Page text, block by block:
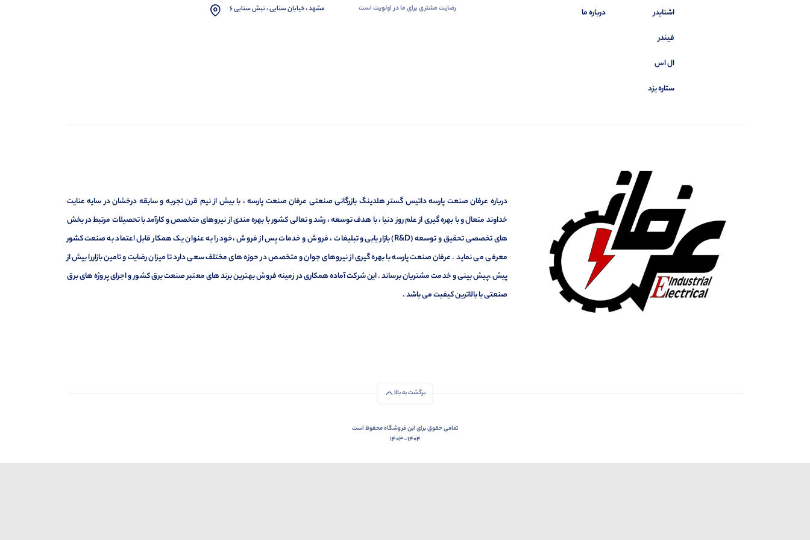
اشنایدر
فیندر
ال اس
ستاره یزد
درباره ما
رضایت مشتری برای ما در اولویت است
مشهد ، خیابان سنایی ، نبش سنایی 6
درباره عرفان صنعت پارسه داتیس گستر هلدینگ بازرگانی صنعتی عرفان صنعت پارسه ، با بیش از نیم قرن تجربه و سابقه درخشان در سایه عنایت
خداوند متعال و با بهره گیری از علم روز دنیا ، با هدف توسعه ، رشد و تعالی کشور با بهره مندی از نیروهای متخصص و کارآمد با تحصیلات مرتبط در بخش
های تخصصی تحقیق و توسعه (R&D) بازار یابی و تبلیغات ، فروش و خدمات پس از فروش ،خود را به عنوان یک همکار قابل اعتماد به صنعت کشور
معرفی می نماید . عرفان صنعت پارسه با بهره گیری از نیروهای جوان و متخصص در حوزه های مختلف سعی دارد تا میزان رضایت و تامین بازاررا بیش از
پیش ،پیش بینی و خدمت مشتریان برساند . این شرکت آماده همکاری در زمینه فروش بهترین برند های معتبر صنعت برق کشور و اجرای پروژه های برق
صنعتی با بالاترین کیفیت می باشد .
برگشت به بالا
تمامی حقوق برای این فروشگاه محفوظ است
1403-1404